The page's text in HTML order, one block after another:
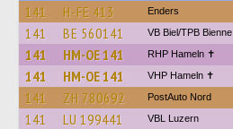
141 H-FE 413 Enders
141 BE 560141 VB Biel/TPB Bienne
141 HM-OE 141 RHP Hameln ✝
141 HM-OE 141 VHP Hameln ✝
141 ZH 780692 PostAuto Nord
141 LU 199441 VBL Luzern